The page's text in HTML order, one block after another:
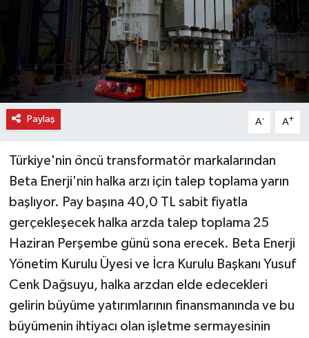
Paylaş A- A+
Türkiye'nin öncü transformatör markalarından
Beta Enerji'nin halka arzı için talep toplama yarın
başlıyor. Pay başına 40,0 TL sabit fiyatla
gerçekleşecek halka arzda talep toplama 25
Haziran Perşembe günü sona erecek. Beta Enerji
Yönetim Kurulu Üyesi ve İcra Kurulu Başkanı Yusuf
Cenk Dağsuyu, halka arzdan elde edecekleri
gelirin büyüme yatırımlarının finansmanında ve bu
büyümenin ihtiyacı olan işletme sermayesinin